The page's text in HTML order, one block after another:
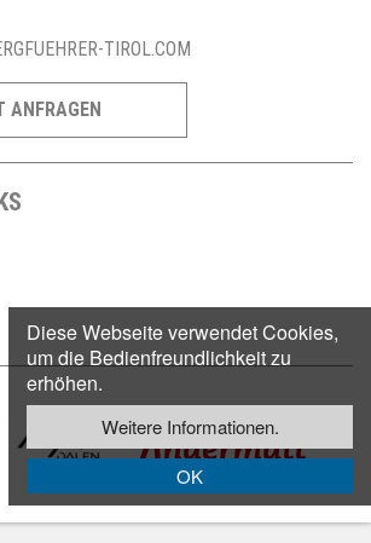
Diese Webseite verwendet Cookies,
um die Bedienfreundlichkeit zu
erhöhen.
Weitere Informationen.
OK
TIROL.COM
ANFRAGEN